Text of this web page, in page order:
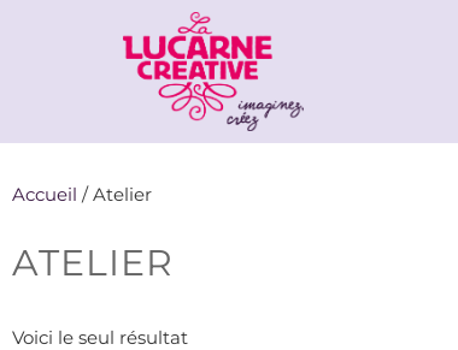
Accueil / Atelier
ATELIER
Voici le seul résultat